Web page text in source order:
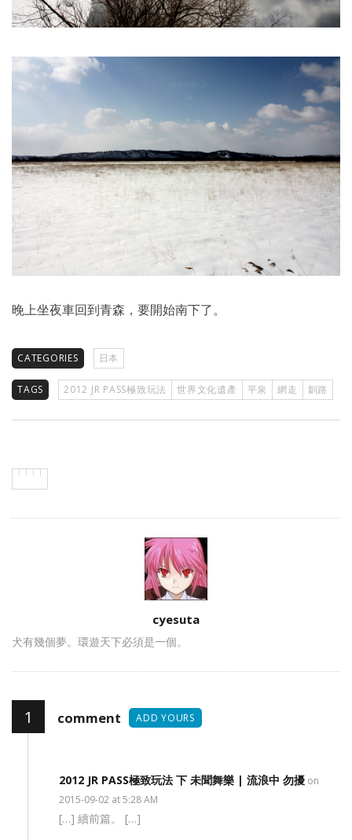
晚上坐夜車回到青森，要開始南下了。
CATEGORIES 日本
TAGS 2012 JR PASS極致玩法 世界文化遺產 平泉 網走 釧路
cyesuta
犬有幾個夢。環遊天下必須是一個。
1 comment ADD YOURS
2012 JR PASS極致玩法 下 未聞舞樂 | 流浪中 勿擾 on
2015-09-02 at 5:28 AM
[…] 續前篇。 […]